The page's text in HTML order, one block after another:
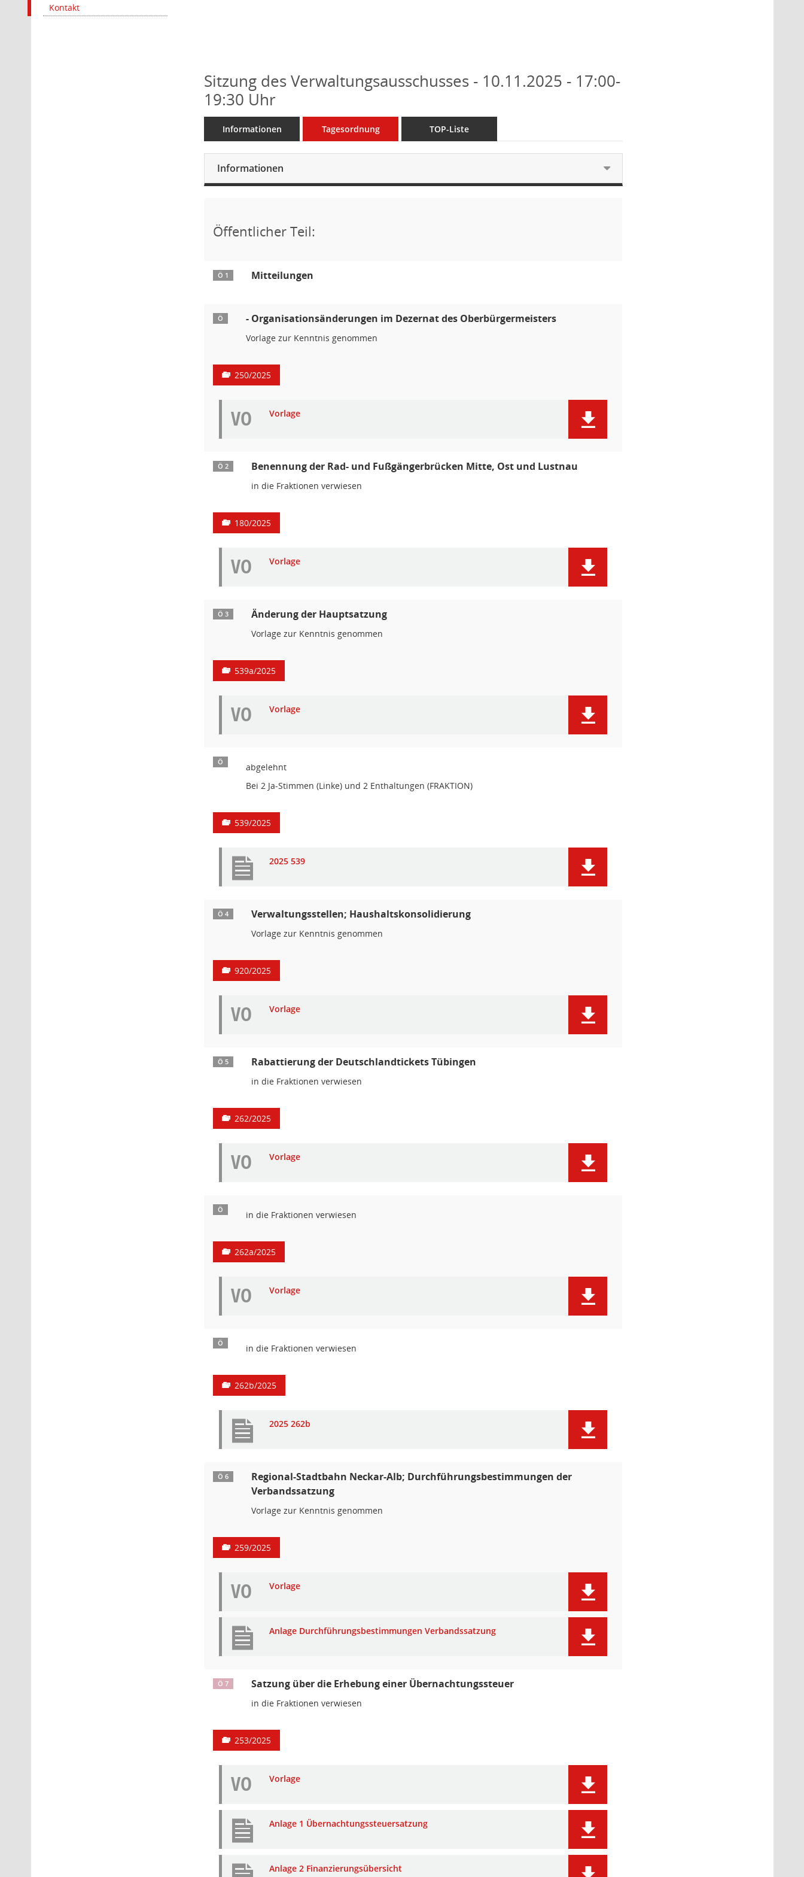
Kontakt
Sitzung des Verwaltungsausschusses - 10.11.2025 - 17:00-
19:30 Uhr
Informationen Tagesordnung TOP-Liste
Informationen
Öffentlicher Teil:
Ö 1 Mitteilungen
Ö - Organisationsänderungen im Dezernat des Oberbürgermeisters
Vorlage zur Kenntnis genommen
250/2025
VO Vorlage
Ö 2 Benennung der Rad- und Fußgängerbrücken Mitte, Ost und Lustnau
in die Fraktionen verwiesen
180/2025
VO Vorlage
Ö 3 Änderung der Hauptsatzung
Vorlage zur Kenntnis genommen
539a/2025
VO Vorlage
Ö
abgelehnt
Bei 2 Ja-Stimmen (Linke) und 2 Enthaltungen (FRAKTION)
539/2025
2025 539
Ö 4 Verwaltungsstellen; Haushaltskonsolidierung
Vorlage zur Kenntnis genommen
920/2025
VO Vorlage
Ö 5 Rabattierung der Deutschlandtickets Tübingen
in die Fraktionen verwiesen
262/2025
VO Vorlage
Ö in die Fraktionen verwiesen
262a/2025
VO Vorlage
Ö in die Fraktionen verwiesen
262b/2025
2025 262b
Ö 6
Regional-Stadtbahn Neckar-Alb; Durchführungsbestimmungen der
Verbandssatzung
Vorlage zur Kenntnis genommen
259/2025
VO Vorlage
Anlage Durchführungsbestimmungen Verbandssatzung
Ö 7 Satzung über die Erhebung einer Übernachtungssteuer
in die Fraktionen verwiesen
253/2025
VO Vorlage
Anlage 1 Übernachtungssteuersatzung
Anlage 2 Finanzierungsübersicht